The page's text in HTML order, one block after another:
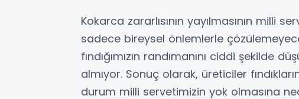
Kokarca zararlısının yayılmasının milli
sadece bireysel önlemlerle
fındığımızın randımanını ciddi şekilde
almıyor. Sonuç olarak, üreticiler
durum milli servetimizin yok olmasına